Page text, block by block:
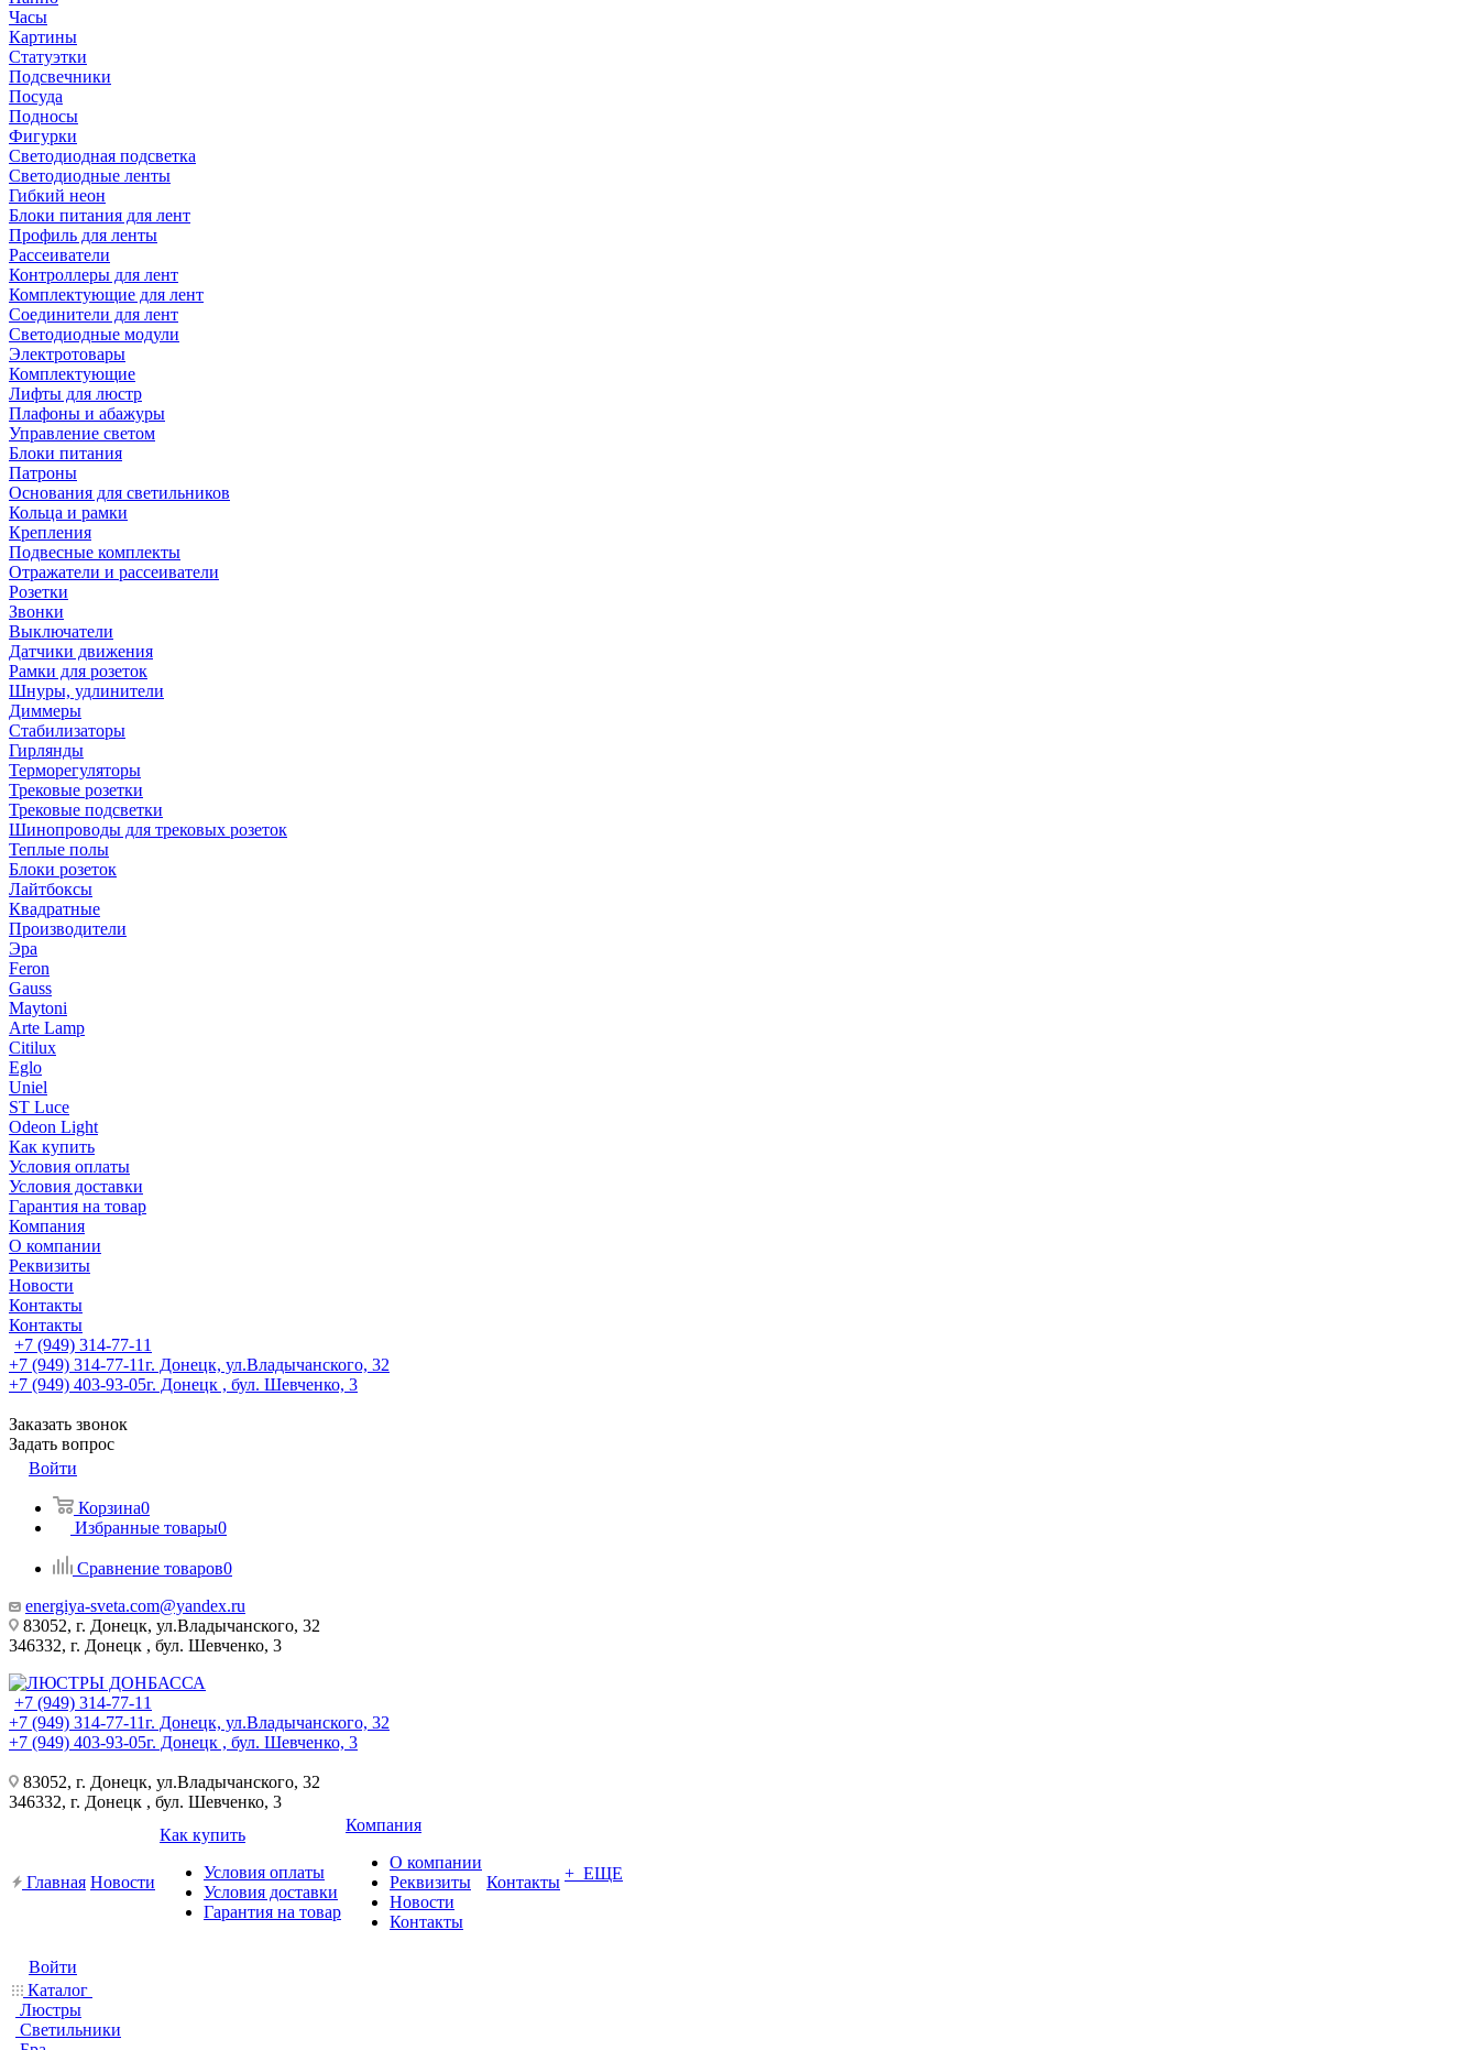
Часы
Картины
Статуэтки
Подсвечники
Посуда
Подносы
Фигурки
Светодиодная подсветка
Светодиодные ленты
Гибкий неон
Блоки питания для лент
Профиль для ленты
Рассеиватели
Контроллеры для лент
Комплектующие для лент
Соединители для лент
Светодиодные модули
Электротовары
Комплектующие
Лифты для люстр
Плафоны и абажуры
Управление светом
Блоки питания
Патроны
Основания для светильников
Кольца и рамки
Крепления
Подвесные комплекты
Отражатели и рассеиватели
Розетки
Звонки
Выключатели
Датчики движения
Рамки для розеток
Шнуры, удлинители
Диммеры
Стабилизаторы
Гирлянды
Терморегуляторы
Трековые розетки
Трековые подсветки
Шинопроводы для трековых розеток
Теплые полы
Блоки розеток
Лайтбоксы
Квадратные
Производители
Эра
Feron
Gauss
Maytoni
Arte Lamp
Citilux
Eglo
Uniel
ST Luce
Odeon Light
Как купить
Условия оплаты
Условия доставки
Гарантия на товар
Компания
О компании
Реквизиты
Новости
Контакты
Контакты
+7 (949) 314-77-11
+7 (949) 314-77-11г. Донецк, ул.Владычанского, 32
+7 (949) 403-93-05г. Донецк , бул. Шевченко, 3
Заказать звонок
Задать вопрос
Войти
Корзина0
Избранные товары0
Сравнение товаров0
energiya-sveta.com@yandex.ru
83052, г. Донецк, ул.Владычанского, 32
346332, г. Донецк , бул. Шевченко, 3
+7 (949) 314-77-11
+7 (949) 314-77-11г. Донецк, ул.Владычанского, 32
+7 (949) 403-93-05г. Донецк , бул. Шевченко, 3
83052, г. Донецк, ул.Владычанского, 32
346332, г. Донецк , бул. Шевченко, 3
Главная Новости
Как купить
Условия оплаты
Условия доставки
Гарантия на товар
Компания
О компании
Реквизиты
Новости
Контакты
Контакты + ЕЩЕ
Войти
Каталог
Люстры
Светильники